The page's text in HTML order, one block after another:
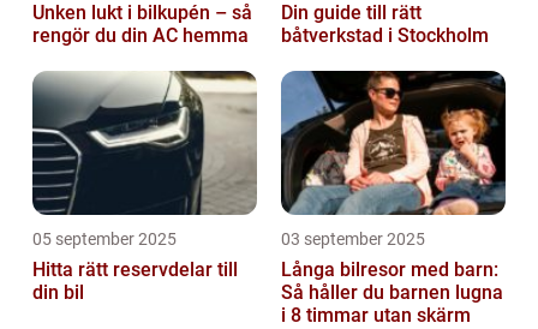
Unken lukt i bilkupén – så
rengör du din AC hemma
Din guide till rätt
båtverkstad i Stockholm
05 september 2025
Hitta rätt reservdelar till
din bil
03 september 2025
Långa bilresor med barn:
Så håller du barnen lugna
i 8 timmar utan skärm